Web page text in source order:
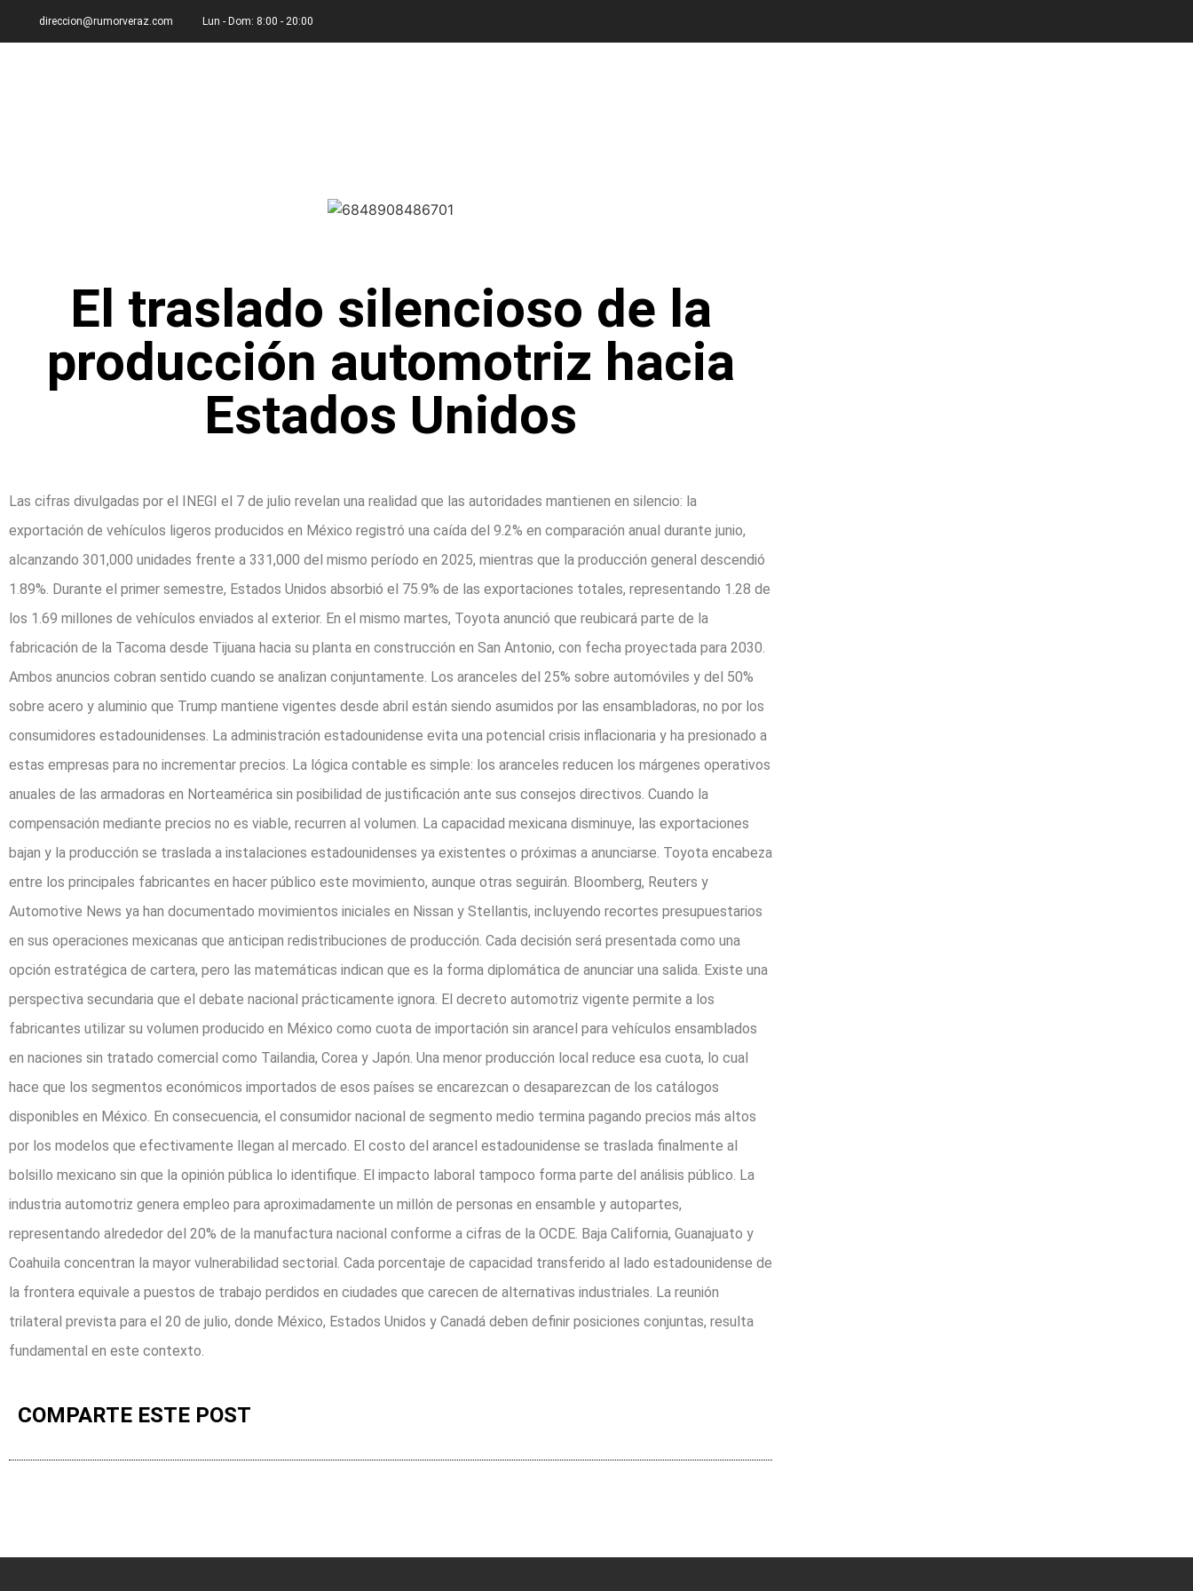
direccion@rumorveraz.com Lun - Dom: 8:00 - 20:00
El traslado silencioso de la
producción automotriz hacia
Estados Unidos
Las cifras divulgadas por el INEGI el 7 de julio revelan una realidad que las autoridades mantienen en silencio: la
exportación de vehículos ligeros producidos en México registró una caída del 9.2% en comparación anual durante junio,
alcanzando 301,000 unidades frente a 331,000 del mismo período en 2025, mientras que la producción general descendió
1.89%. Durante el primer semestre, Estados Unidos absorbió el 75.9% de las exportaciones totales, representando 1.28 de
los 1.69 millones de vehículos enviados al exterior. En el mismo martes, Toyota anunció que reubicará parte de la
fabricación de la Tacoma desde Tijuana hacia su planta en construcción en San Antonio, con fecha proyectada para 2030.
Ambos anuncios cobran sentido cuando se analizan conjuntamente. Los aranceles del 25% sobre automóviles y del 50%
sobre acero y aluminio que Trump mantiene vigentes desde abril están siendo asumidos por las ensambladoras, no por los
consumidores estadounidenses. La administración estadounidense evita una potencial crisis inflacionaria y ha presionado a
estas empresas para no incrementar precios. La lógica contable es simple: los aranceles reducen los márgenes operativos
anuales de las armadoras en Norteamérica sin posibilidad de justificación ante sus consejos directivos. Cuando la
compensación mediante precios no es viable, recurren al volumen. La capacidad mexicana disminuye, las exportaciones
bajan y la producción se traslada a instalaciones estadounidenses ya existentes o próximas a anunciarse. Toyota encabeza
entre los principales fabricantes en hacer público este movimiento, aunque otras seguirán. Bloomberg, Reuters y
Automotive News ya han documentado movimientos iniciales en Nissan y Stellantis, incluyendo recortes presupuestarios
en sus operaciones mexicanas que anticipan redistribuciones de producción. Cada decisión será presentada como una
opción estratégica de cartera, pero las matemáticas indican que es la forma diplomática de anunciar una salida. Existe una
perspectiva secundaria que el debate nacional prácticamente ignora. El decreto automotriz vigente permite a los
fabricantes utilizar su volumen producido en México como cuota de importación sin arancel para vehículos ensamblados
en naciones sin tratado comercial como Tailandia, Corea y Japón. Una menor producción local reduce esa cuota, lo cual
hace que los segmentos económicos importados de esos países se encarezcan o desaparezcan de los catálogos
disponibles en México. En consecuencia, el consumidor nacional de segmento medio termina pagando precios más altos
por los modelos que efectivamente llegan al mercado. El costo del arancel estadounidense se traslada finalmente al
bolsillo mexicano sin que la opinión pública lo identifique. El impacto laboral tampoco forma parte del análisis público. La
industria automotriz genera empleo para aproximadamente un millón de personas en ensamble y autopartes,
representando alrededor del 20% de la manufactura nacional conforme a cifras de la OCDE. Baja California, Guanajuato y
Coahuila concentran la mayor vulnerabilidad sectorial. Cada porcentaje de capacidad transferido al lado estadounidense de
la frontera equivale a puestos de trabajo perdidos en ciudades que carecen de alternativas industriales. La reunión
trilateral prevista para el 20 de julio, donde México, Estados Unidos y Canadá deben definir posiciones conjuntas, resulta
fundamental en este contexto.
COMPARTE ESTE POST